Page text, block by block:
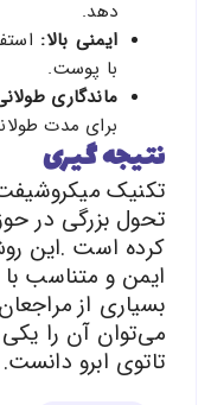
دهد.
ایمنی بالا:
با پوست.
ماندگاری
برای مدت
نتیجه گیری
تکنیک
تحول بزرگی در
کرده است .این
ایمن و متناسب
بسیاری از
میتوان آن را یکی
تاتوی ابرو دانست.